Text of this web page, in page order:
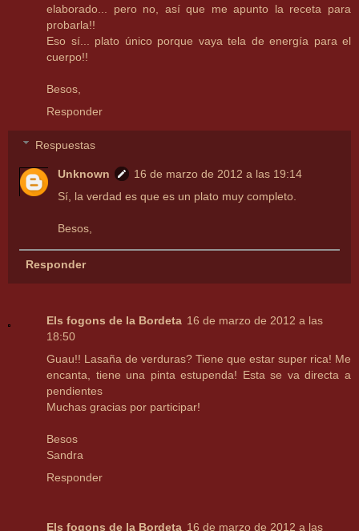
elaborado... pero no, así que me apunto la receta para
probarla!!
Eso sí... plato único porque vaya tela de energía para el
cuerpo!!
Besos,
Responder
Respuestas
Unknown
16 de marzo de 2012 a las 19:14
Sí, la verdad es que es un plato muy completo.
Besos,
Responder
Els fogons de la Bordeta 16 de marzo de 2012 a las
18:50
Guau!! Lasaña de verduras? Tiene que estar super rica! Me
encanta, tiene una pinta estupenda! Esta se va directa a
pendientes
Muchas gracias por participar!
Besos
Sandra
Responder
Els fogons de la Bordeta 16 de marzo de 2012 a las